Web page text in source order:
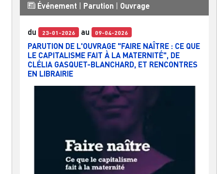
Événement | Parution | Ouvrage
du 23-01-2026 au 09-04-2026
PARUTION DE L'OUVRAGE "FAIRE NAÎTRE : CE QUE
LE CAPITALISME FAIT À LA MATERNITÉ", DE
CLÉLIA GASQUET-BLANCHARD, ET RENCONTRES
EN LIBRAIRIE